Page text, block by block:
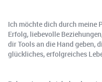
Ich möchte dich durch meine
Erfolg, liebevolle
dir Tools an die Hand geben,
glückliches, erfolgreiches